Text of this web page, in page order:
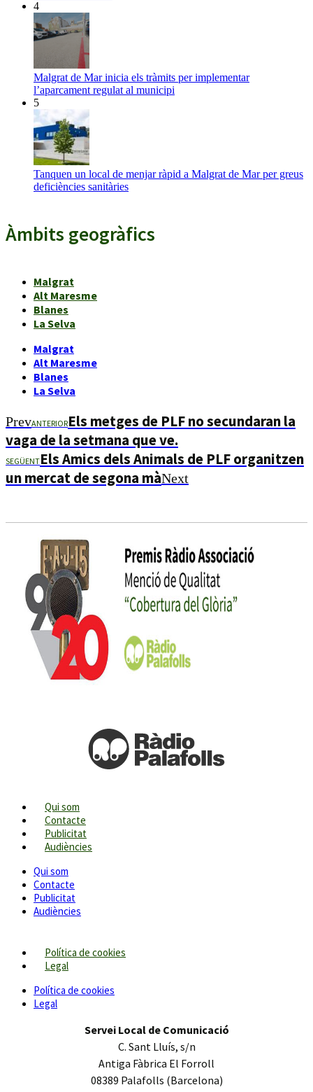
4
Malgrat de Mar inicia els tràmits per implementar
l’aparcament regulat al municipi
5
Tanquen un local de menjar ràpid a Malgrat de Mar per greus
deficiències sanitàries
Àmbits geogràfics
Malgrat
Alt Maresme
Blanes
La Selva
Malgrat
Alt Maresme
Blanes
La Selva
PrevANTERIOREls metges de PLF no secundaran la
vaga de la setmana que ve.
SEGÜENTEls Amics dels Animals de PLF organitzen
un mercat de segona màNext
Qui som
Contacte
Publicitat
Audiències
Qui som
Contacte
Publicitat
Audiències
Política de cookies
Legal
Política de cookies
Legal
Servei Local de Comunicació
C. Sant Lluís, s/n
Antiga Fàbrica El Forroll
08389 Palafolls (Barcelona)